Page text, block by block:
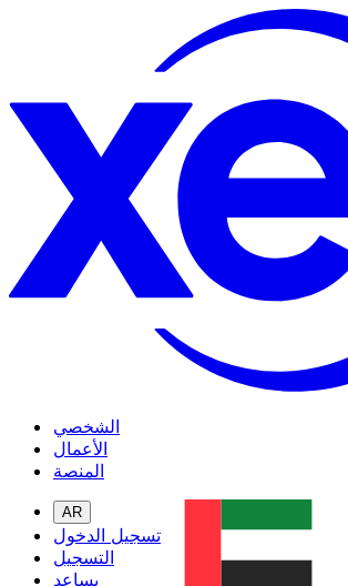
الشخصي
الأعمال
المنصة
AR
تسجيل الدخول
التسجيل
يساعد